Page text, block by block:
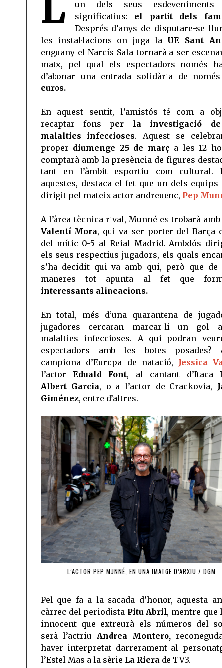
un dels seus esdeveniments
significatius: el partit dels
Després d’anys de disputare-se
les instal·lacions on juga la UE Sant
enguany el Narcís Sala tornarà a ser
matx, pel qual els espectadors només
d’abonar una entrada solidària de
euros.
En aquest sentit, l’amistós té com a
recaptar fons per la investigació
malalties infeccioses. Aquest se
proper diumenge 25 de març a les 12
comptarà amb la presència de figures
tant en l’àmbit esportiu com cultural.
aquestes, destaca el fet que un dels
dirigit pel mateix actor andreuenc, Pep
A l’àrea tècnica rival, Munné es trobarà amb
Valentí Mora, qui va ser porter del Barça
del mític 0-5 al Reial Madrid. Ambdós
els seus respectius jugadors, els quals
s’ha decidit qui va amb qui, però que de
maneres tot apunta al fet que
interessants alineacions.
En total, més d’una quarantena de
jugadores cercaran marcar-li un gol
malalties infeccioses. A qui podran
espectadors amb les botes
campiona d’Europa de natació, Jessica
l’actor Eduald Font, al cantant d’Itaca
Albert Garcia, o a l’actor de Crackovia,
Giménez, entre d’altres.
L’ACTOR PEP MUNNÉ, EN UNA IMATGE D’ARXIU / DGM
Pel que fa a la sacada d’honor, aquesta
càrrec del periodista Pitu Abril, mentre que
innocent que extreurà els números del
serà l’actriu Andrea Montero,
haver interpretat darrerament al
l’Estel Mas a la sèrie La Riera de TV3.